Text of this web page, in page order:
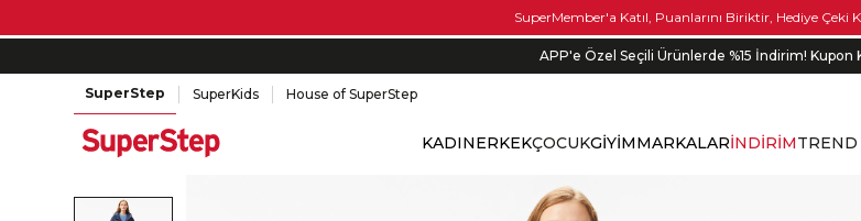
SuperMember'a Katıl, Puanlarını Biriktir, Hediye Çeki
APP'e Özel Seçili Ürünlerde %15 İndirim! Kupon
SuperStep SuperKids House of SuperStep
KADINERKEKÇOCUKGİYİMMARKALARİNDİRİM